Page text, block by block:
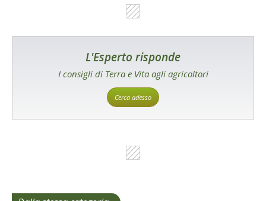
L'Esperto risponde
I consigli di Terra e Vita agli agricoltori
Cerca adesso